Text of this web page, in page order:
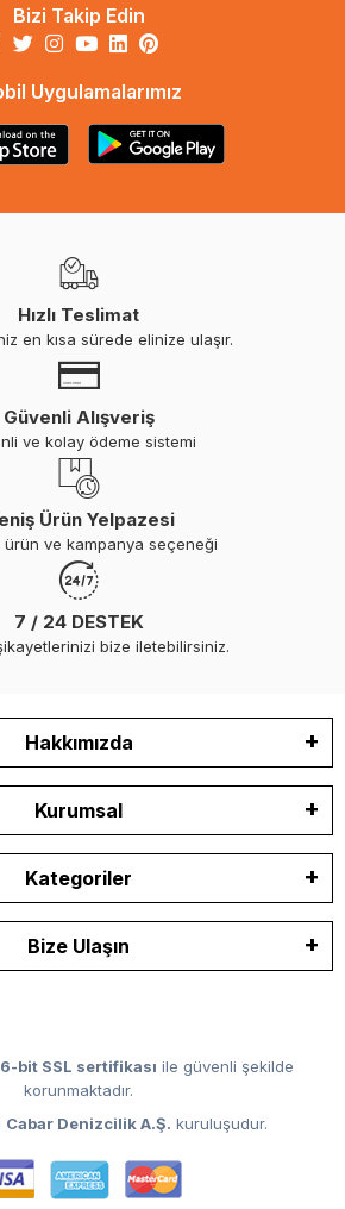
Bizi Takip Edin
Uygulamalarımız
Hızlı Teslimat
en kısa sürede elinize ulaşır.
Güvenli Alışveriş
ve kolay ödeme sistemi
Ürün Yelpazesi
ürün ve kampanya seçeneği
7 / 24 DESTEK
bize iletebilirsiniz.
Hakkımızda
Kurumsal
Kategoriler
Bize Ulaşın
bit SSL sertifikası ile güvenli şekilde
korunmaktadır.
Cabar Denizcilik A.Ş. kuruluşudur.